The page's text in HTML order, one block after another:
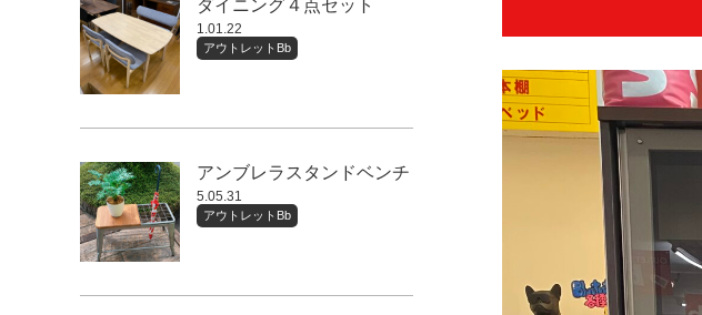
ダイニング４点セット
1.01.22
アウトレットBb
アンブレラスタンドベンチ
5.05.31
アウトレットBb